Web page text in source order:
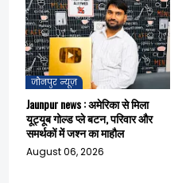
जौनपुर न्यूज़
Jaunpur news : अमेरिका से मिला
यूट्यूब गोल्ड प्ले बटन, परिवार और
समर्थकों में जश्न का माहौल
August 06, 2026